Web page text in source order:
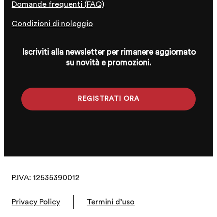
Domande frequenti (FAQ)
Condizioni di noleggio
Iscriviti alla newsletter per rimanere aggiornato
su novità e promozioni.
REGISTRATI ORA
P.IVA: 12535390012
Privacy Policy Termini d’uso